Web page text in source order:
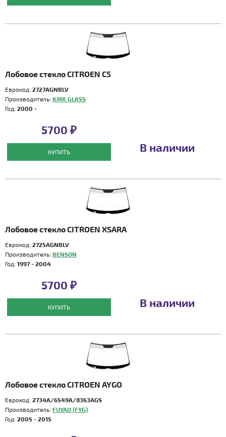
Лобовое стекло CITROEN C5
Еврокод: 2727AGNBLV
Производитель: KMK GLASS
Год: 2000 -
5700 ₽
КУПИТЬ В наличии
Лобовое стекло CITROEN XSARA
Еврокод: 2725AGNBLV
Производитель: BENSON
Год: 1997 - 2004
5700 ₽
КУПИТЬ В наличии
Лобовое стекло CITROEN AYGO
Еврокод: 2734A/6549A/8363AGS
Производитель: FUYAO (FYG)
Год: 2005 - 2015